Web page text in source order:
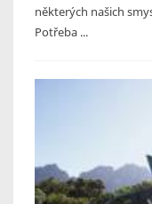
některých našich
Potřeba ...